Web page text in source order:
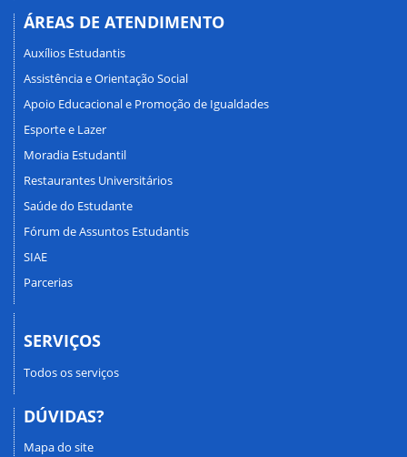
ÁREAS DE ATENDIMENTO
Auxílios Estudantis
Assistência e Orientação Social
Apoio Educacional e Promoção de Igualdades
Esporte e Lazer
Moradia Estudantil
Restaurantes Universitários
Saúde do Estudante
Fórum de Assuntos Estudantis
SIAE
Parcerias
SERVIÇOS
Todos os serviços
DÚVIDAS?
Mapa do site